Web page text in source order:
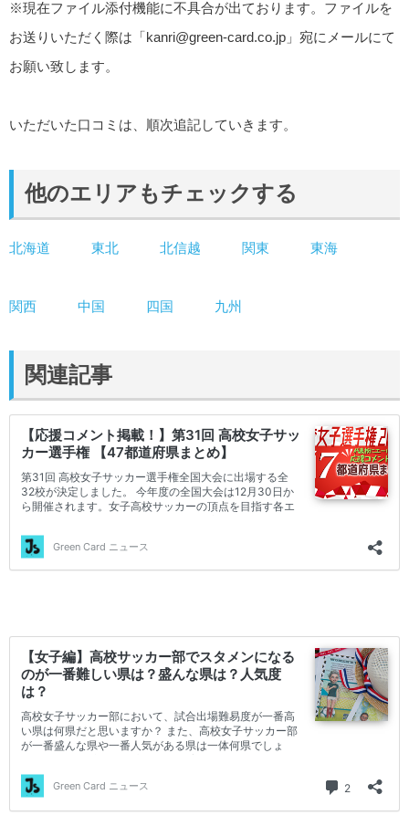
※現在ファイル添付機能に不具合が出ております。ファイルを
お送りいただく際は「kanri@green-card.co.jp 」宛にメールにて
お願い致します。
いただいた口コミは、順次追記していきます。
他のエリアもチェックする
北海道 東北 北信越 関東 東海
関西 中国 四国 九州
関連記事